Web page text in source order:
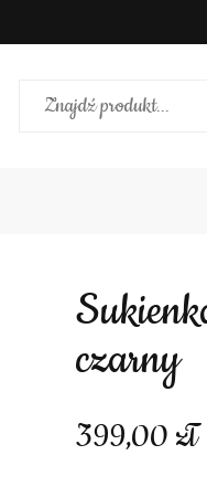
Sukienka midi z kieszeniami gładka
czarny
399,00